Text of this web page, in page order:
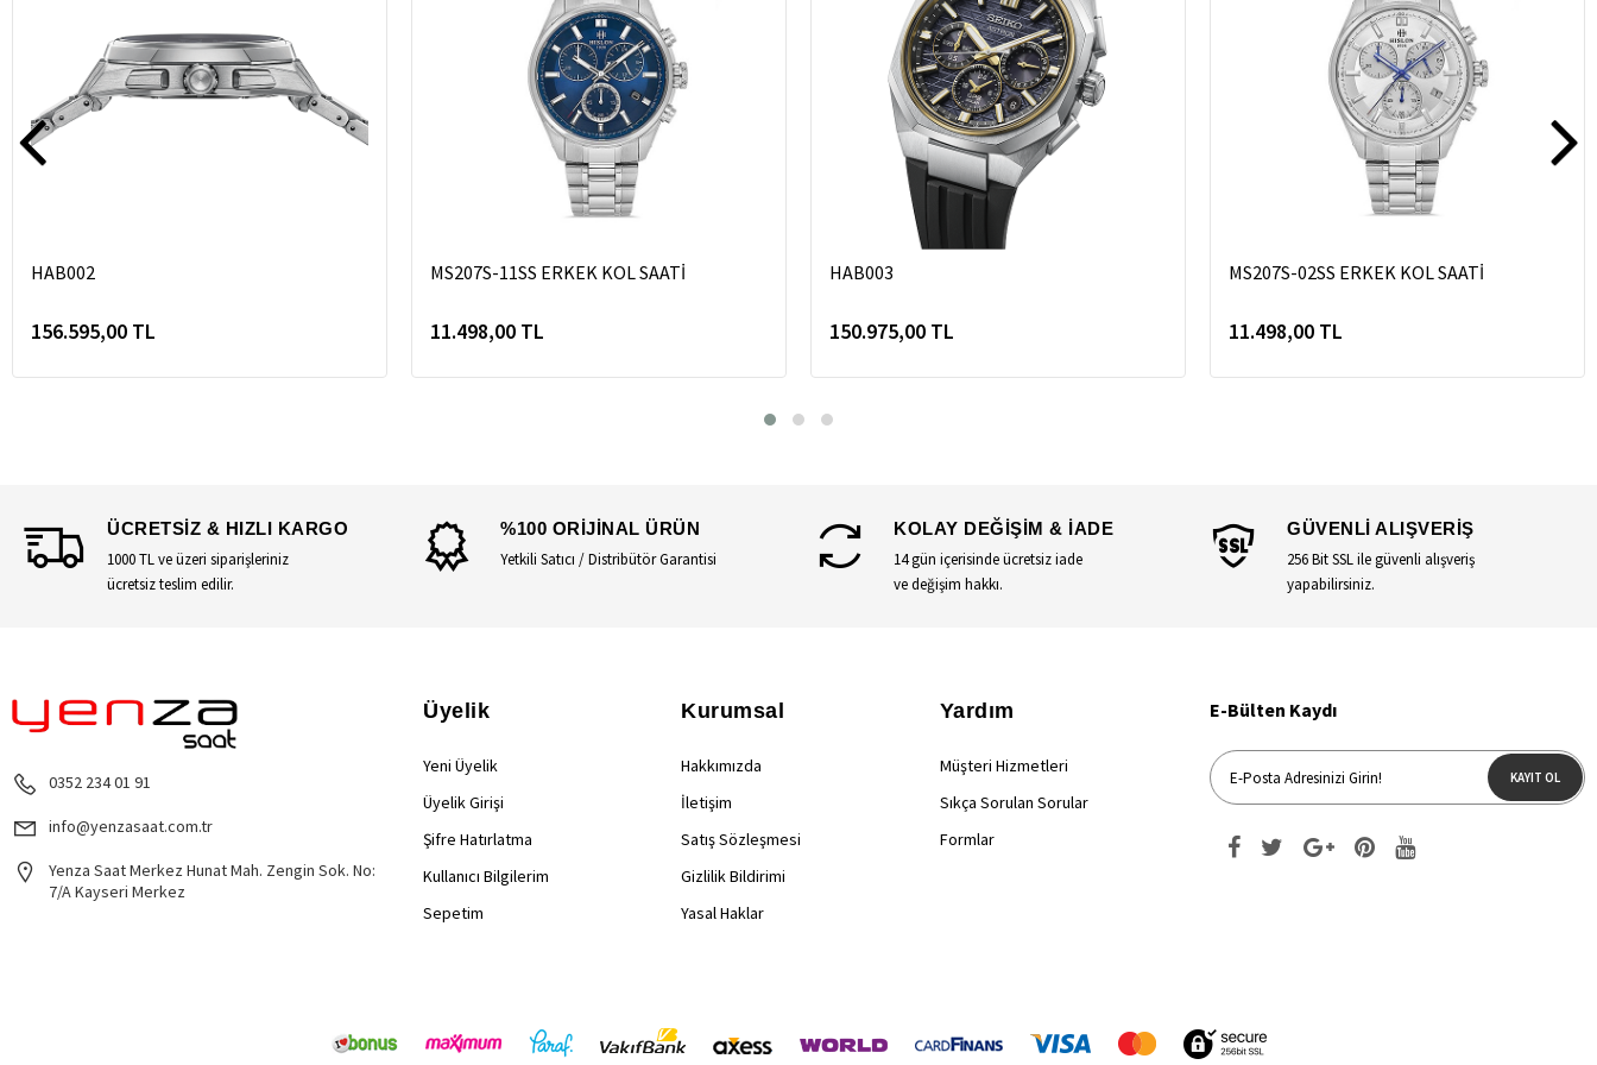
HAB002
156.595,00 TL
MS207S-11SS ERKEK KOL SAATİ
11.498,00 TL
HAB003
150.975,00 TL
MS207S-02SS ERKEK KOL SAATİ
11.498,00 TL
ÜCRETSİZ & HIZLI KARGO
1000 TL ve üzeri siparişleriniz
ücretsiz teslim edilir.
%100 ORİJİNAL ÜRÜN
Yetkili Satıcı / Distribütör Garantisi
KOLAY DEĞİŞİM & İADE
14 gün içerisinde ücretsiz iade
ve değişim hakkı.
GÜVENLİ ALIŞVERİŞ
256 Bit SSL ile güvenli alışveriş
yapabilirsiniz.
0352 234 01 91
info@yenzasaat.com.tr
Yenza Saat Merkez Hunat Mah. Zengin Sok. No:
7/A Kayseri Merkez
Üyelik
Yeni Üyelik
Üyelik Girişi
Şifre Hatırlatma
Kullanıcı Bilgilerim
Sepetim
Kurumsal
Hakkımızda
İletişim
Satış Sözleşmesi
Gizlilik Bildirimi
Yasal Haklar
Yardım
Müşteri Hizmetleri
Sıkça Sorulan Sorular
Formlar
E-Bülten Kaydı
KAYIT OL